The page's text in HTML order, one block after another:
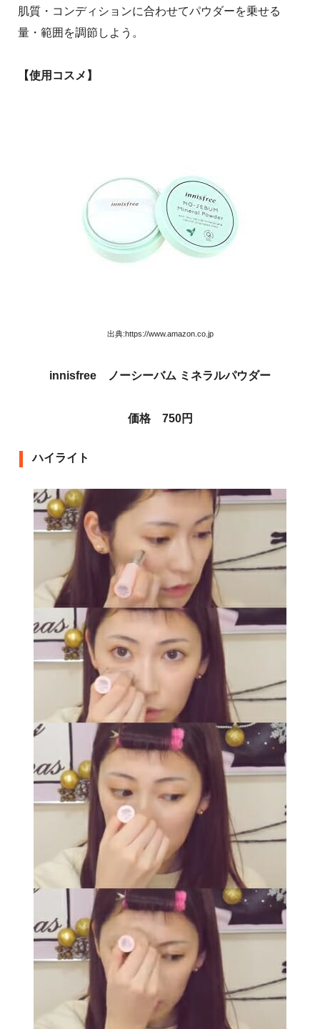
肌質・コンディションに合わせてパウダーを乗せる
量・範囲を調節しよう。
【使用コスメ】
出典:https://www.amazon.co.jp
innisfree ノーシーバム ミネラルパウダー
価格 750円
ハイライト